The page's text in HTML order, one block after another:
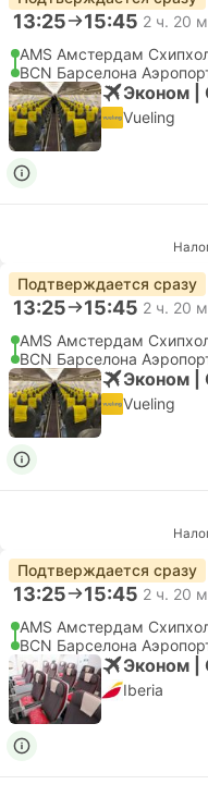
13:25 15:45 2 ч. 20
AMS Амстердам
BCN Барселона
Эконом |
Vueling
Подтверждается сразу
13:25 15:45 2 ч. 20
AMS Амстердам
BCN Барселона
Эконом |
Vueling
Подтверждается сразу
13:25 15:45 2 ч. 20
AMS Амстердам
BCN Барселона
Эконом |
Iberia